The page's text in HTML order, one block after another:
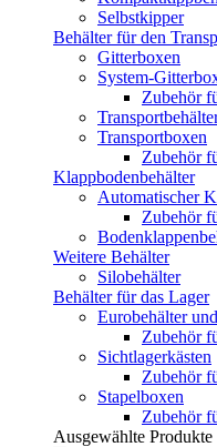
Selbstkipper
Behälter für den
Gitterboxen
System-
Zubehör
Transportboxen
Zubehör
Klappbodenbehälter
Automatischer
Zubehör
Weitere Behälter
Silobehälter
Behälter für das Lager
Eurobehälter
Zubehör
Sichtlagerkästen
Zubehör
Stapelboxen
Zubehör
Ausgewählte Produkte